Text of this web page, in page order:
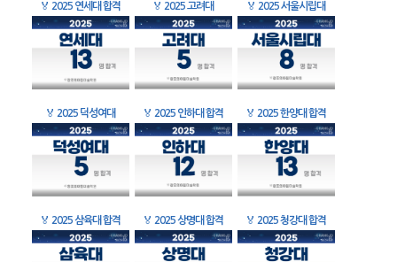
🏅 2025 연세대 합격 🏅 2025 고려대 🏅 2025 서울시립대
🏅 2025 덕성여대 🏅 2025 인하대 합격 🏅 2025 한양대 합격
🏅 2025 삼육대 합격 🏅 2025 상명대 합격 🏅 2025 청강대 합격